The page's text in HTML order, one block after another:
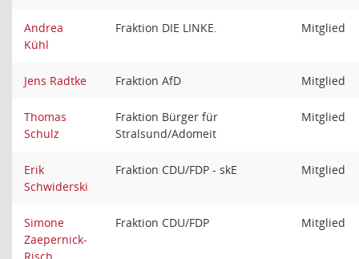
Andrea
Kühl
Fraktion DIE LINKE. Mitglied
Jens Radtke Fraktion AfD Mitglied
Thomas
Schulz
Fraktion Bürger für
Stralsund/Adomeit
Mitglied
Erik
Schwiderski
Fraktion CDU/FDP - skE Mitglied
Simone
Zaepernick-
Fraktion CDU/FDP Mitglied